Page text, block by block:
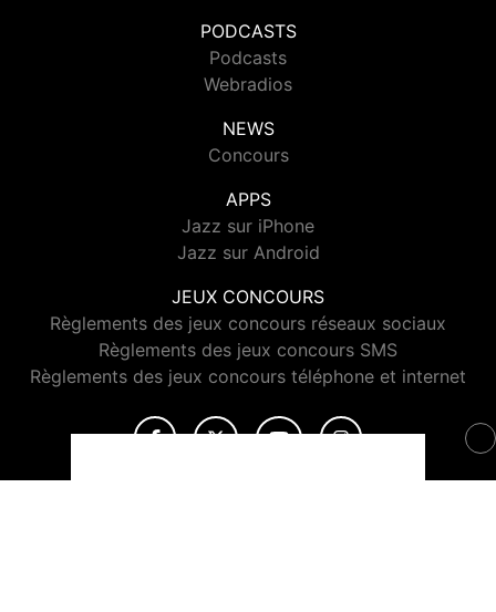
PODCASTS
Podcasts
Webradios
NEWS
Concours
APPS
Jazz sur iPhone
Jazz sur Android
JEUX CONCOURS
Règlements des jeux concours réseaux sociaux
Règlements des jeux concours SMS
Règlements des jeux concours téléphone et internet